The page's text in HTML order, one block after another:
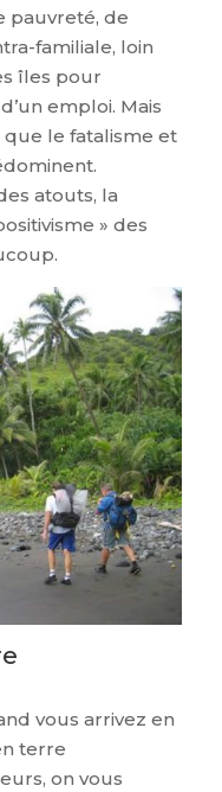
pauvreté, de
familiale, loin
îles pour
emploi. Mais
que le fatalisme et
atouts, la
» des
vous arrivez en
terre
on vous